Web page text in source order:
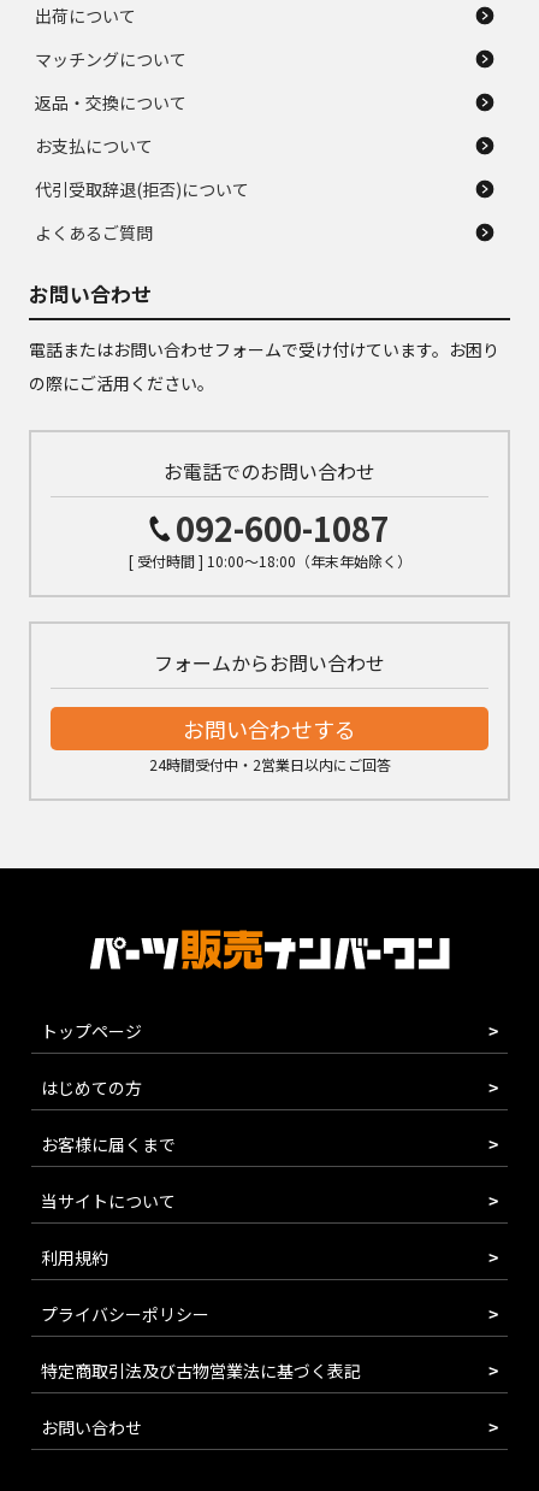
出荷について
マッチングについて
返品・交換について
お支払について
代引受取辞退(拒否)について
よくあるご質問
お問い合わせ
電話またはお問い合わせフォームで受け付けています。お困り
の際にご活用ください。
お電話でのお問い合わせ
092-600-1087
[ 受付時間 ] 10:00～18:00（年末年始除く）
フォームからお問い合わせ
お問い合わせする
24時間受付中・2営業日以内にご回答
トップページ
はじめての方
お客様に届くまで
当サイトについて
利用規約
プライバシーポリシー
特定商取引法及び古物営業法に基づく表記
お問い合わせ